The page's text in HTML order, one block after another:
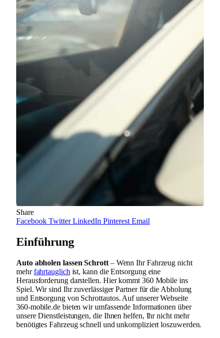
Share
Facebook Twitter LinkedIn Pinterest Email
Einführung
Auto abholen lassen Schrott– Wenn Ihr Fahrzeug nicht
mehrfahrtauglich ist, kann die Entsorgung eine
Herausforderung darstellen. Hier kommt 360 Mobile ins
Spiel. Wir sind Ihr zuverlässiger Partner für die Abholung
und Entsorgung von Schrottautos. Auf unserer Webseite
360-mobile.de bieten wir umfassende Informationen über
unsere Dienstleistungen, die Ihnen helfen, Ihr nicht mehr
benötigtes Fahrzeug schnell und unkompliziert loszuwerden.